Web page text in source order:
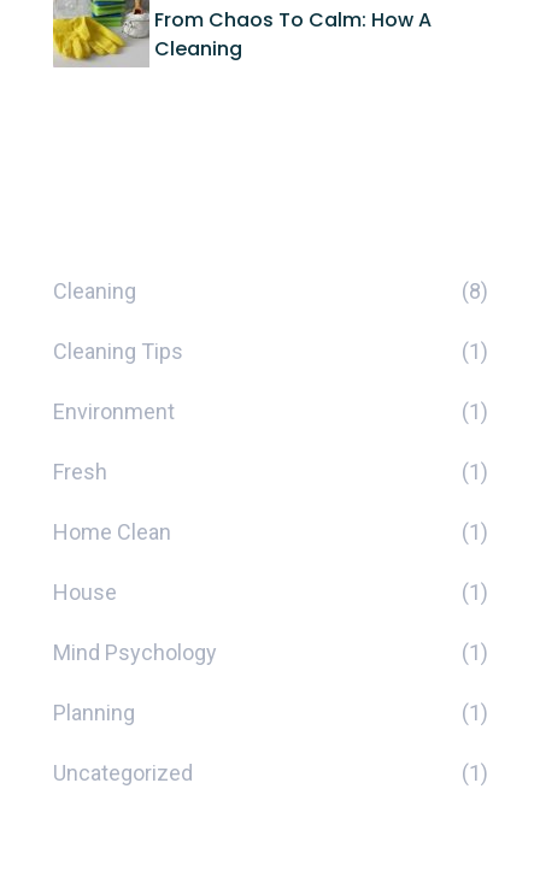
From Chaos To Calm: How A
Cleaning
Cleaning (8)
Cleaning Tips (1)
Environment (1)
Fresh (1)
Home Clean (1)
House (1)
Mind Psychology (1)
Planning (1)
Uncategorized (1)